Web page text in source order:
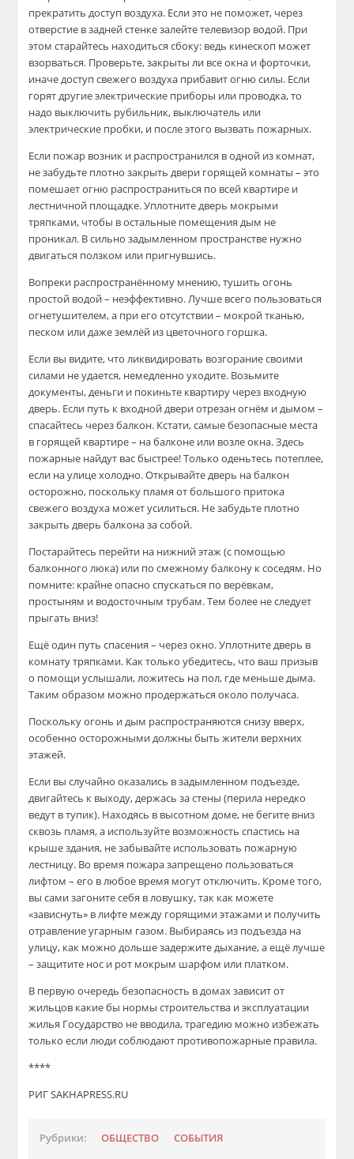
прекратить доступ воздуха. Если это не поможет, через
отверстие в задней стенке залейте телевизор водой. При
этом старайтесь находиться сбоку: ведь кинескоп может
взорваться. Проверьте, закрыты ли все окна и форточки,
иначе доступ свежего воздуха прибавит огню силы. Если
горят другие электрические приборы или проводка, то
надо выключить рубильник, выключатель или
электрические пробки, и после этого вызвать пожарных.
Если пожар возник и распространился в одной из комнат,
не забудьте плотно закрыть двери горящей комнаты – это
помешает огню распространиться по всей квартире и
лестничной площадке. Уплотните дверь мокрыми
тряпками, чтобы в остальные помещения дым не
проникал. В сильно задымленном пространстве нужно
двигаться ползком или пригнувшись.
Вопреки распространённому мнению, тушить огонь
простой водой – неэффективно. Лучше всего пользоваться
огнетушителем, а при его отсутствии – мокрой тканью,
песком или даже землёй из цветочного горшка.
Если вы видите, что ликвидировать возгорание своими
силами не удается, немедленно уходите. Возьмите
документы, деньги и покиньте квартиру через входную
дверь. Если путь к входной двери отрезан огнём и дымом –
спасайтесь через балкон. Кстати, самые безопасные места
в горящей квартире – на балконе или возле окна. Здесь
пожарные найдут вас быстрее! Только оденьтесь потеплее,
если на улице холодно. Открывайте дверь на балкон
осторожно, поскольку пламя от большого притока
свежего воздуха может усилиться. Не забудьте плотно
закрыть дверь балкона за собой.
Постарайтесь перейти на нижний этаж (с помощью
балконного люка) или по смежному балкону к соседям. Но
помните: крайне опасно спускаться по верёвкам,
простыням и водосточным трубам. Тем более не следует
прыгать вниз!
Ещё один путь спасения – через окно. Уплотните дверь в
комнату тряпками. Как только убедитесь, что ваш призыв
о помощи услышали, ложитесь на пол, где меньше дыма.
Таким образом можно продержаться около получаса.
Поскольку огонь и дым распространяются снизу вверх,
особенно осторожными должны быть жители верхних
этажей.
Если вы случайно оказались в задымленном подъезде,
двигайтесь к выходу, держась за стены (перила нередко
ведут в тупик). Находясь в высотном доме, не бегите вниз
сквозь пламя, а используйте возможность спастись на
крыше здания, не забывайте использовать пожарную
лестницу. Во время пожара запрещено пользоваться
лифтом – его в любое время могут отключить. Кроме того,
вы сами загоните себя в ловушку, так как можете
«зависнуть» в лифте между горящими этажами и получить
отравление угарным газом. Выбираясь из подъезда на
улицу, как можно дольше задержите дыхание, а ещё лучше
– защитите нос и рот мокрым шарфом или платком.
В первую очередь безопасность в домах зависит от
жильцов какие бы нормы строительства и эксплуатации
жилья Государство не вводила, трагедию можно избежать
только если люди соблюдают противопожарные правила.
****
РИГ SAKHAPRESS.RU
Рубрики: ОБЩЕСТВО СОБЫТИЯ